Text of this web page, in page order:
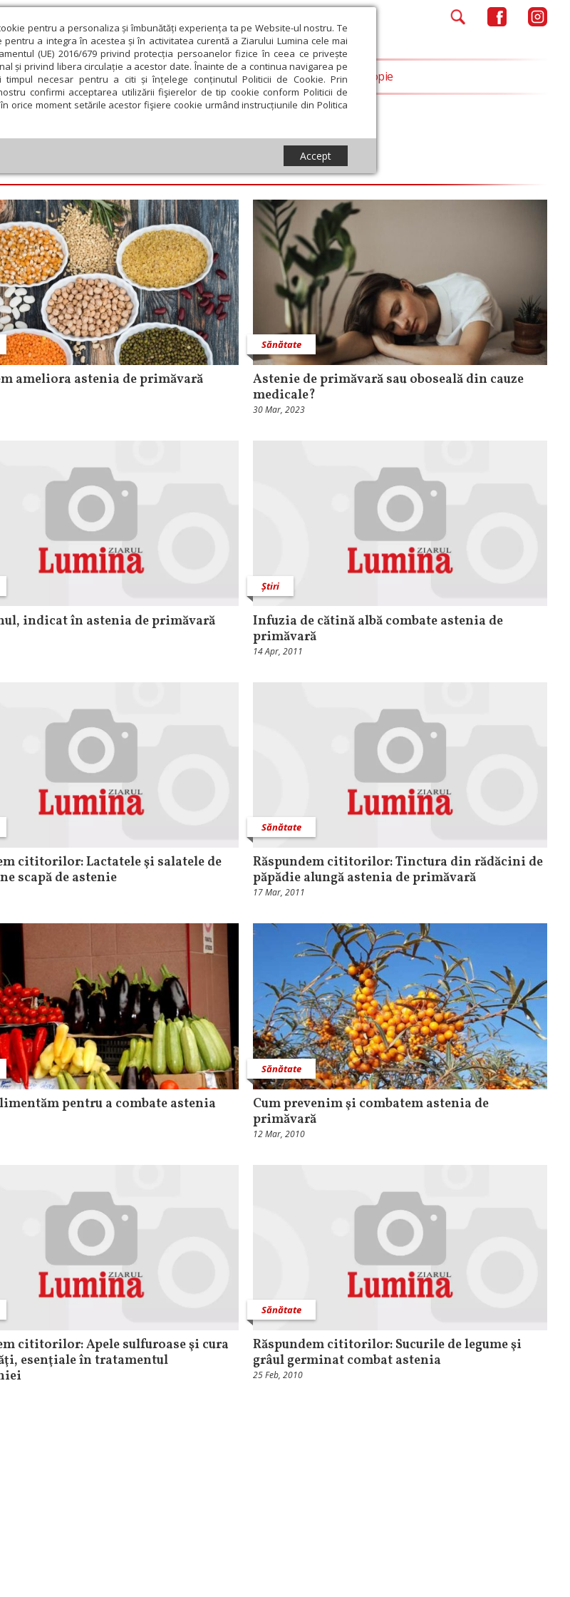
pentru a personaliza și îmbunătăți experiența ta pe Website-ul nostru. Te
pentru a integra în acestea și în activitatea curentă a Ziarului Lumina cele mai
(UE) 2016/679 privind protecția persoanelor fizice în ceea ce privește
și privind libera circulație a acestor date. Înainte de a continua navigarea pe
necesar pentru a citi și înțelege conținutul Politicii de Cookie. Prin
confirmi acceptarea utilizării fişierelor de tip cookie conform Politicii de
orice moment setările acestor fişiere cookie urmând instrucțiunile din Politica
Accept
Educaţie și Cultură Societate Opinii Filantropie
ameliora astenia de primăvară
Sănătate
Astenie de primăvară sau oboseală din cauze
medicale?
30 Mar, 2023
indicat în astenia de primăvară
Știri
Infuzia de cătină albă combate astenia de
primăvară
14 Apr, 2011
cititorilor: Lactatele şi salatele de
scapă de astenie
Sănătate
Răspundem cititorilor: Tinctura din rădăcini de
păpădie alungă astenia de primăvară
17 Mar, 2011
pentru a combate astenia
Sănătate
Cum prevenim şi combatem astenia de
primăvară
12 Mar, 2010
cititorilor: Apele sulfuroase şi cura
esenţiale în tratamentul
Sănătate
Răspundem cititorilor: Sucurile de legume şi
grâul germinat combat astenia
25 Feb, 2010